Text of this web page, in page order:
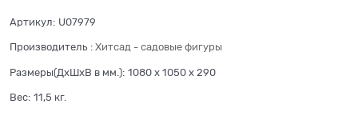
Артикул: U07979
Производитель : Хитсад - садовые фигуры
Размеры(ДхШхВ в мм.): 1080 x 1050 x 290
Вес: 11,5 кг.